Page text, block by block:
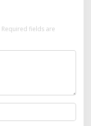
Required fields are